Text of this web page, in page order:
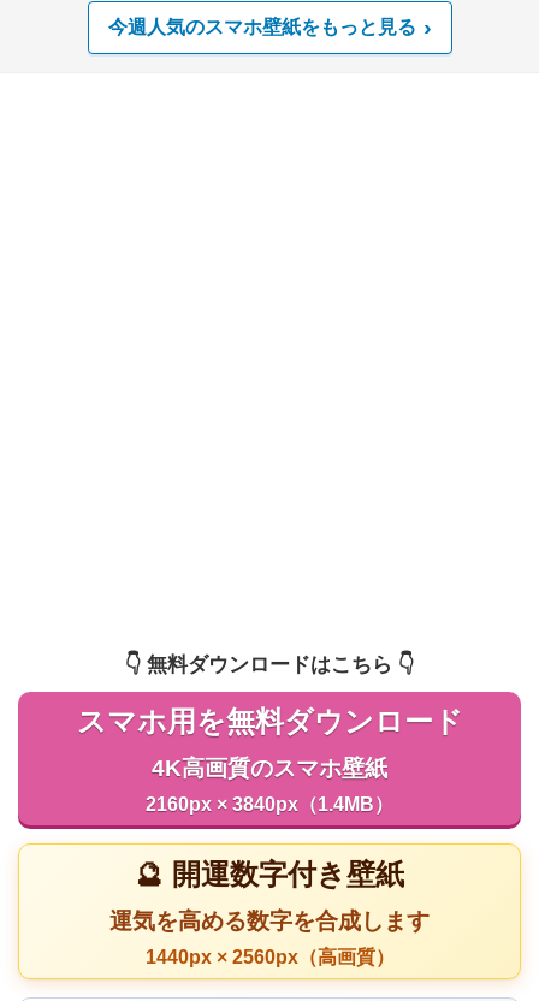
今週人気のスマホ壁紙をもっと見る
👇️ 無料ダウンロードはこちら 👇️
スマホ用を無料ダウンロード
4K高画質のスマホ壁紙
2160px × 3840px（1.4MB）
🔮 開運数字付き壁紙
運気を高める数字を合成します
1440px × 2560px（高画質）